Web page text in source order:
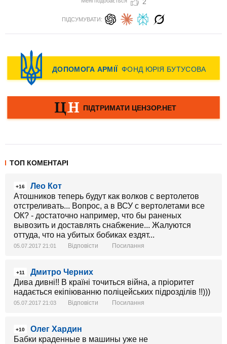
ПІДСУМУВАТИ:
ТОП КОМЕНТАРІ
+16
Лео Кот
Атошников теперь будут как волков с вертолетов
отстреливать... Вопрос, а в ВСУ с вертолетами все
ОК? - достаточно например, что бы раненых
вывозить и доставлять снабжение... Жалуются
оттуда, что на убитых бобиках ездят...
05.07.2017 21:01 Відповісти Посилання
+11
Дмитро Черних
Дива дивні!! В країні точиться війна, а пріоритет
надається екіпіюванню поліцейських підрозділів !!)))
05.07.2017 21:03 Відповісти Посилання
+10
Олег Хардин
Бабки краденные в машины уже не